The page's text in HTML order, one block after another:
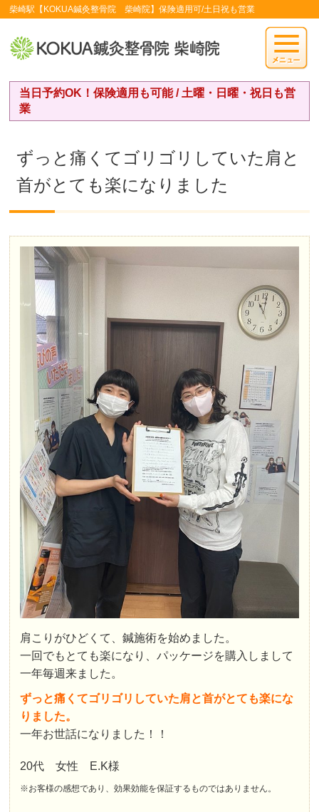
柴崎駅【KOKUA鍼灸整骨院 柴崎院】保険適用可/土日祝も営業
当日予約OK！保険適用も可能 / 土曜・日曜・祝日も営
業
ずっと痛くてゴリゴリしていた肩と
首がとても楽になりました
肩こりがひどくて、鍼施術を始めました。
一回でもとても楽になり、パッケージを購入しまして
一年毎週来ました。
ずっと痛くてゴリゴリしていた肩と首がとても楽にな
りました。
一年お世話になりました！！
20代 女性 E.K様
※お客様の感想であり、効果効能を保証するものではありません。